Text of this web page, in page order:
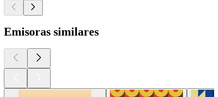
Emisoras similares